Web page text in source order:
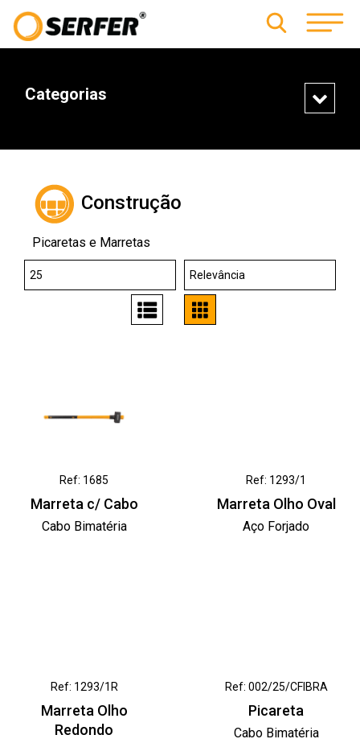
Categorias
Construção
Picaretas e Marretas
Ref: 1685
Marreta c/ Cabo
Cabo Bimatéria
Ref: 1293/1
Marreta Olho Oval
Aço Forjado
Ref: 1293/1R
Marreta Olho
Redondo
Ref: 002/25/CFIBRA
Picareta
Cabo Bimatéria